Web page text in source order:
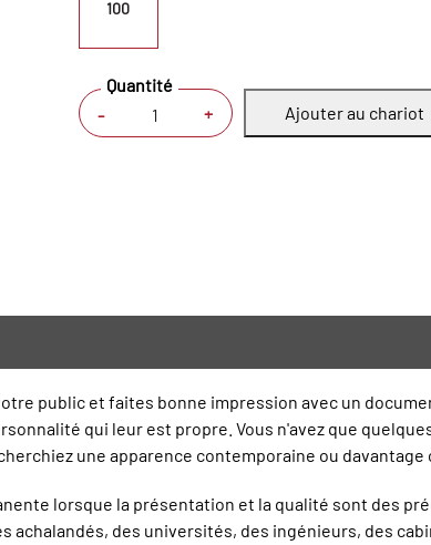
100
- +
Quantité
Ajouter au chariot
public et faites bonne impression avec un
qui leur est propre. Vous n'avez que
une apparence contemporaine ou
lorsque la présentation et la qualité sont des
des universités, des ingénieurs, des